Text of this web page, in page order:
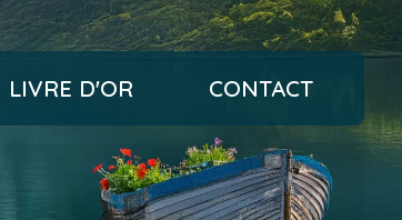
LIVRE D'OR CONTACT